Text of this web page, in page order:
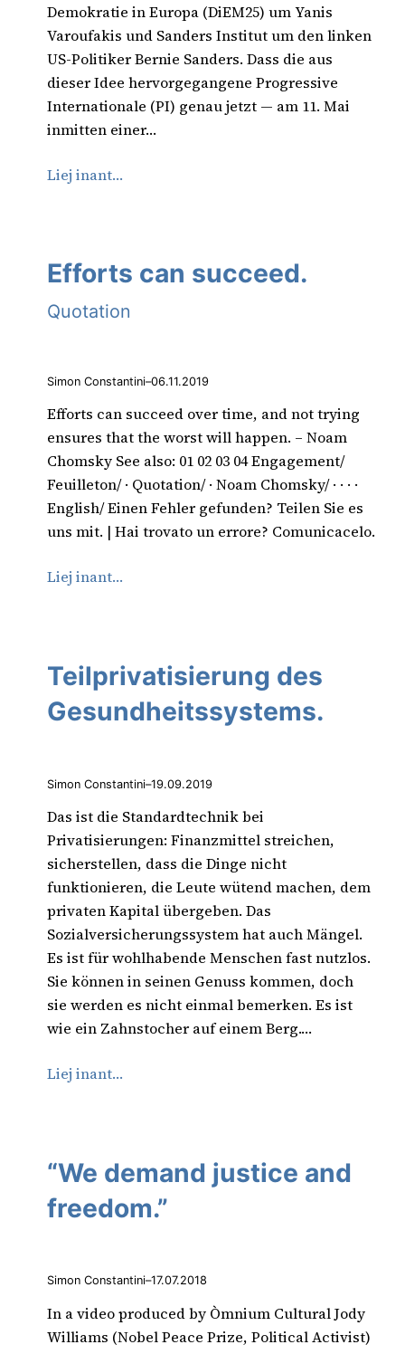
Demokratie in Europa (DiEM25) um Yanis
Varoufakis und Sanders Institut um den linken
US-Politiker Bernie Sanders. Dass die aus
dieser Idee hervorgegangene Progressive
Internationale (PI) genau jetzt — am 11. Mai
inmitten einer…
Liej inant…
Efforts can succeed.
Quotation
Simon Constantini–06.11.2019
Efforts can succeed over time, and not trying
ensures that the worst will happen. – Noam
Chomsky See also: 01 02 03 04 Engagement/
Feuilleton/ · Quotation/ · Noam Chomsky/ · · · ·
English/ Einen Fehler gefunden? Teilen Sie es
uns mit. | Hai trovato un errore? Comunicacelo.
Liej inant…
Teilprivatisierung des
Gesundheitssystems.
Simon Constantini–19.09.2019
Das ist die Standardtechnik bei
Privatisierungen: Finanzmittel streichen,
sicherstellen, dass die Dinge nicht
funktionieren, die Leute wütend machen, dem
privaten Kapital übergeben. Das
Sozialversicherungssystem hat auch Mängel.
Es ist für wohlhabende Menschen fast nutzlos.
Sie können in seinen Genuss kommen, doch
sie werden es nicht einmal bemerken. Es ist
wie ein Zahnstocher auf einem Berg.…
Liej inant…
“We demand justice and
freedom.”
Simon Constantini–17.07.2018
In a video produced by Òmnium Cultural Jody
Williams (Nobel Peace Prize, Political Activist)